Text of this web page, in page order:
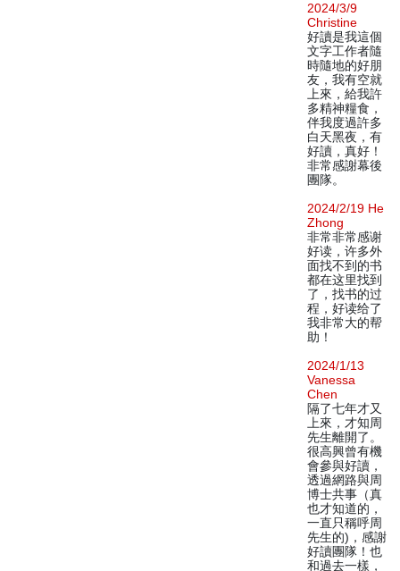
2024/3/9
Christine
好讀是我這個
文字工作者隨
時隨地的好朋
友，我有空就
上來，給我許
多精神糧食，
伴我度過許多
白天黑夜，有
好讀，真好！
非常感謝幕後
團隊。
2024/2/19 He
Zhong
非常非常感谢
好读，许多外
面找不到的书
都在这里找到
了，找书的过
程，好读给了
我非常大的帮
助！
2024/1/13
Vanessa
Chen
隔了七年才又
上來，才知周
先生離開了。
很高興曾有機
會參與好讀，
透過網路與周
博士共事（真
也才知道的，
一直只稱呼周
先生的)，感謝
好讀團隊！也
和過去一樣，